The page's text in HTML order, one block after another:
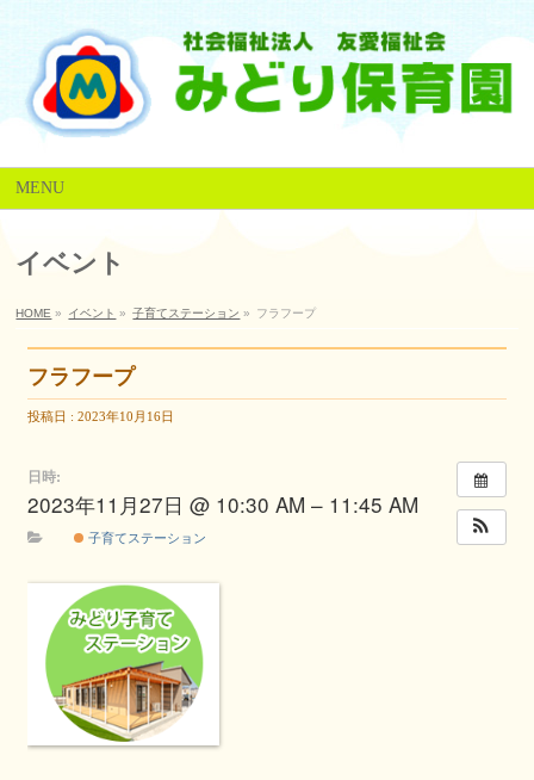
MENU
イベント
HOME » イベント » 子育てステーション » フラフープ
フラフープ
投稿日 : 2023年10月16日
日時:
2023年11月27日 @ 10:30 AM – 11:45 AM
子育てステーション